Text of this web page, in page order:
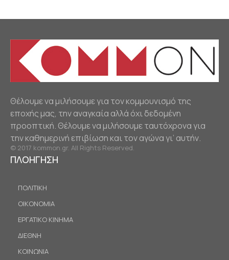
Θέλουμε να μιλήσουμε για τον κομμουνισμό της
εποχής μας, την αναγκαία αλλά όχι δεδομένη
προοπτική. Θέλουμε να μιλήσουμε ταυτόχρονα για
την καθημερινή επιβίωση και τον αγώνα γι’ αυτήν.
© 2017 kommon.gr. All Rights Reserved.
ΠΛΟΗΓΗΣΗ
ΠΟΛΙΤΙΚΗ
ΟΙΚΟΝΟΜΙΑ
ΕΡΓΑΤΙΚΟ ΚΙΝΗΜΑ
ΔΙΕΘΝΗ
ΚΟΙΝΩΝΙΑ